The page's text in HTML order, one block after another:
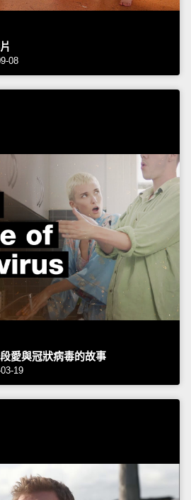
08
愛與冠狀病毒的故事
19